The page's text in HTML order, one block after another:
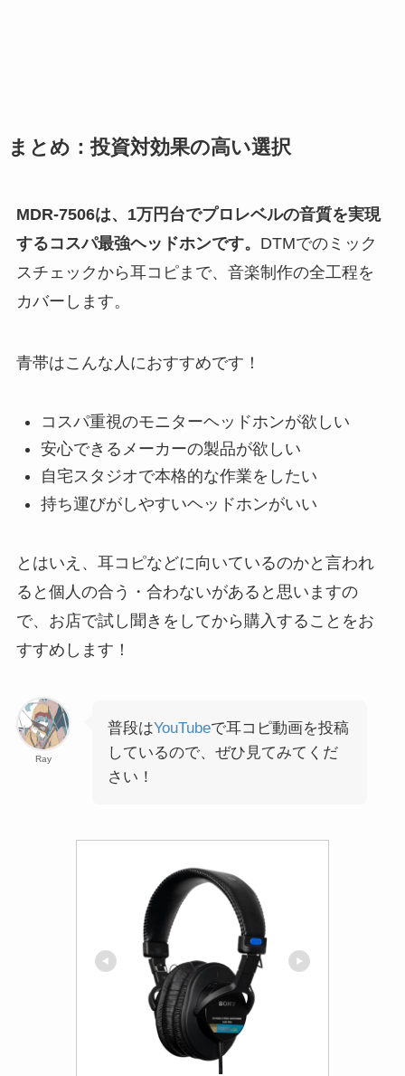
まとめ：投資対効果の高い選択
MDR-7506は、1万円台でプロレベルの音質を実現
するコスパ最強ヘッドホンです。 DTMでのミック
スチェックから耳コピまで、音楽制作の全工程を
カバーします。
青帯はこんな人におすすめです！
コスパ重視のモニターヘッドホンが欲しい
安心できるメーカーの製品が欲しい
自宅スタジオで本格的な作業をしたい
持ち運びがしやすいヘッドホンがいい
とはいえ、耳コピなどに向いているのかと言われ
ると個人の合う・合わないがあると思いますの
で、お店で試し聞きをしてから購入することをお
すすめします！
Ray
普段はYouTubeで耳コピ動画を投稿
しているので、ぜひ見てみてくだ
さい！